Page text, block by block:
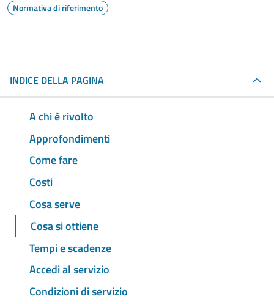
Normativa di riferimento
INDICE DELLA PAGINA
A chi è rivolto
Approfondimenti
Come fare
Costi
Cosa serve
Cosa si ottiene
Tempi e scadenze
Accedi al servizio
Condizioni di servizio